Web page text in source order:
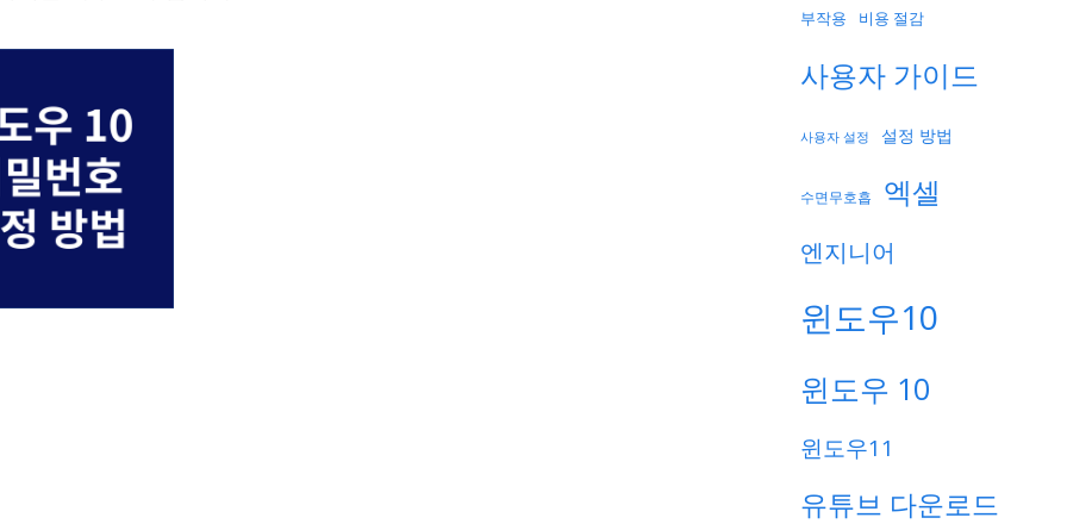
부작용 비용 절감
사용자 가이드
사용자 설정 설정 방법
수면무호흡 엑셀
엔지니어
윈도우10
윈도우 10
윈도우11
유튜브 다운로드